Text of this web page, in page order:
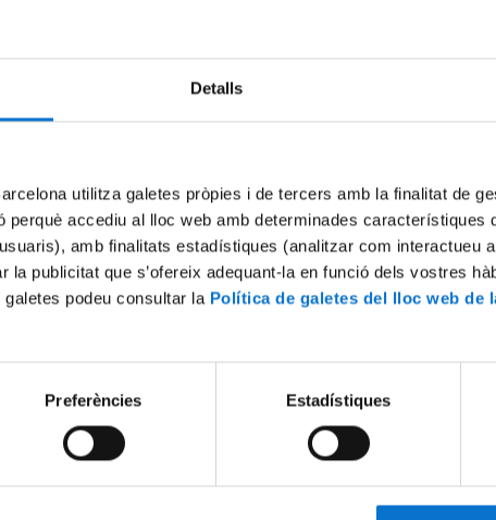
Detalls
utilitza galetes pròpies i de tercers amb la finalitat de
perquè accediu al lloc web amb determinades característiques
amb finalitats estadístiques (analitzar com interactueu
la publicitat que s’ofereix adequant-la en funció dels vostres
podeu consultar la Política de galetes del lloc web de
Preferències Estadístiques
from CHARM-
Marcin Chojnacki. Graduate